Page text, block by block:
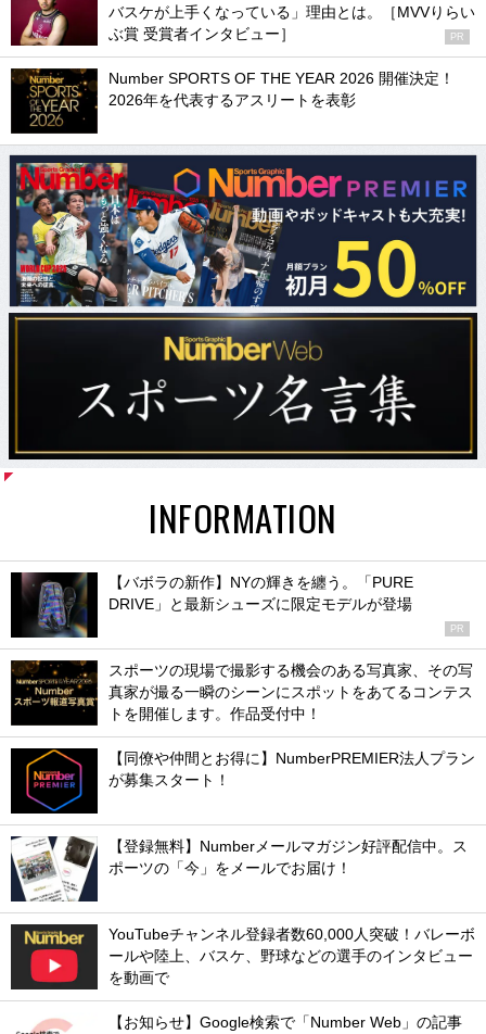
バスケが上手くなっている」理由とは。［MVVりらい
ぶ賞 受賞者インタビュー］
PR
Number SPORTS OF THE YEAR 2026 開催決定！
2026年を代表するアスリートを表彰
INFORMATION
【バボラの新作】NYの輝きを纏う。「PURE
DRIVE」と最新シューズに限定モデルが登場
PR
スポーツの現場で撮影する機会のある写真家、その写
真家が撮る一瞬のシーンにスポットをあてるコンテス
トを開催します。作品受付中！
【同僚や仲間とお得に】NumberPREMIER法人プラン
が募集スタート！
【登録無料】Numberメールマガジン好評配信中。ス
ポーツの「今」をメールでお届け！
YouTubeチャンネル登録者数60,000人突破！バレーボ
ールや陸上、バスケ、野球などの選手のインタビュー
を動画で
【お知らせ】Google検索で「Number Web」の記事